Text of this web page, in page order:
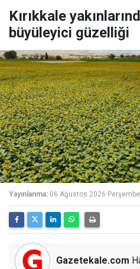
Kırıkkale
büyüleyici güzelliği
Yayınlanma: 06 Ağustos 2026 Perşembe
Gazetekale.com